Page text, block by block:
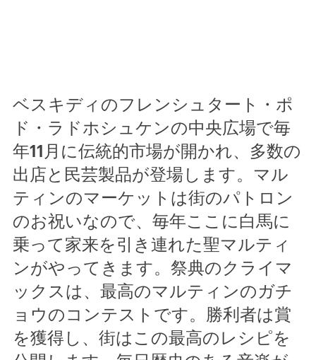
ベスキディのフレンシュタート・ポ
ド・ラドホシュケンの中央広場で毎
年11月に伝統的市場が開かれ、多数の
出店と民芸製品が登場します。マル
ティンのマーケットは街のパトロン
のお祝いなので、毎年ここに白馬に
乗って家来を引き連れた聖マルティ
ンがやってきます。祭典のクライマ
ックスは、最高のマルティンのガチ
ョウのコンテストです。勝利者は賞
を獲得し、街はこの最高のレシピを